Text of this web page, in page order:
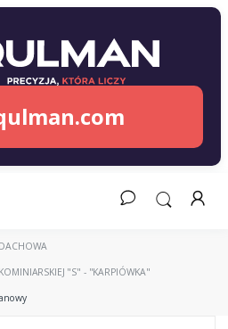
"S" - "KARPIÓWKA"